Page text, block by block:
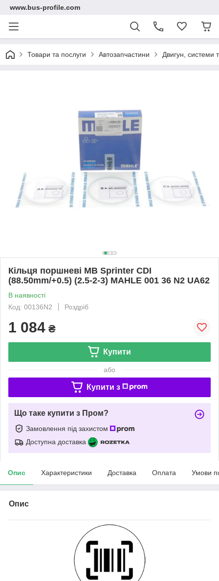
www.bus-profile.com
Товари та послуги Автозапчастини Двигун, системи
Кільця поршневі MB Sprinter CDI
(88.50mm/+0.5) (2.5-2-3) MAHLE 001 36 N2 UA62
В наявності
Код: 00136N2
Роздріб
1 084 ₴
Купити
або
Купити з
Що таке купити з Пром?
Замовлення під захистом
Доступна доставка
Опис Характеристики Доставка Оплата Умови
Опис